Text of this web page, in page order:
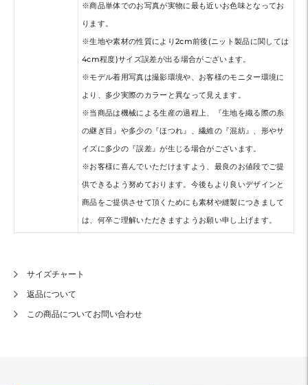
※商品単体でのお写真が実物に最も近いお色味となってお
ります。
※生地や素材の性質により2cm前後(ニット製品に関しては
4cm程度)サイズ誤差が出る場合がございます。
※モデル着用写真は撮影環境や、お客様のモニター環境に
より、多少実際のカラーと異なって見えます。
※当商品は機械による生産の過程上、『生地を織る際の糸
の継ぎ目』や多少の『ほつれ』、繊維の『混紡』、形やサ
イズに多少の『誤差』が生じる場合がございます。
※お客様に喜んでいただけますよう、最良のお値段でご提
供できるよう努めております。今後もより良いデザインと
商品をご提供させて頂くためにも素材や縫製につきまして
は、何卒ご理解いただきますようお願い申し上げます。
サイズチャート
返品について
この商品についてお問い合わせ